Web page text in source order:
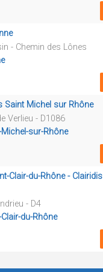
- Chemin des Lônes
Saint Michel sur Rhône
Verlieu - D1086
Michel-sur-Rhône
Clair-du-Rhône - Clairidis
- D4
du-Rhône